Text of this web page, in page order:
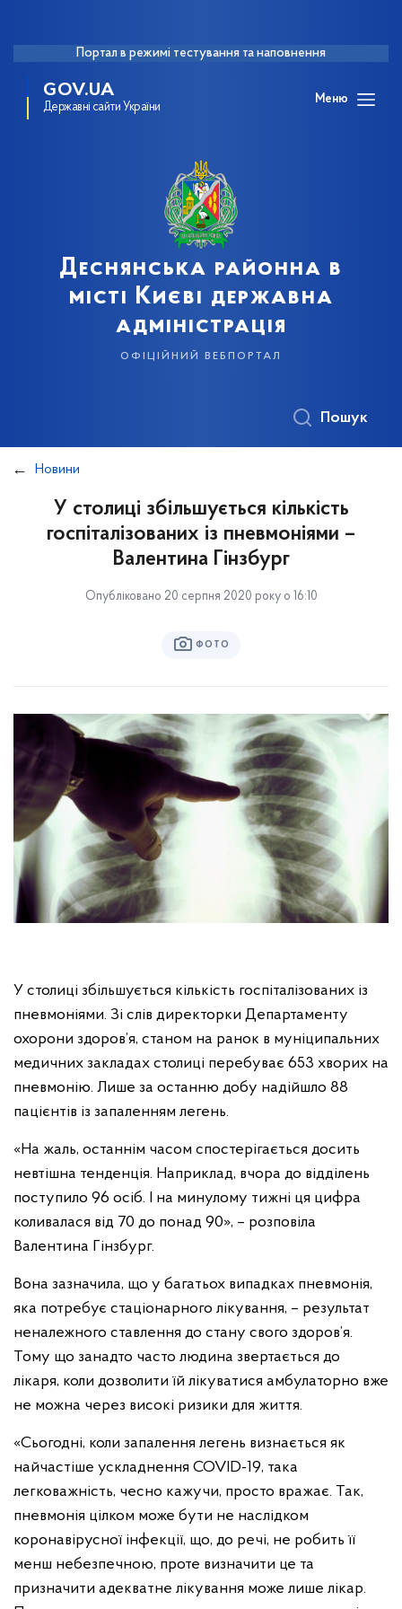
Портал в режимі тестування та наповнення
GOV.UA
Державні сайти України
Меню
Деснянська районна в
місті Києві державна
адміністрація
офіційний вебпортал
Пошук
Новини
У столиці збільшується кількість
госпіталізованих із пневмоніями –
Валентина Гінзбург
Опубліковано 20 серпня 2020 року о 16:10
ФОТО
У столиці збільшується кількість госпіталізованих із
пневмоніями. Зі слів директорки Департаменту
охорони здоров’я, станом на ранок в муніципальних
медичних закладах столиці перебуває 653 хворих на
пневмонію. Лише за останню добу надійшло 88
пацієнтів із запаленням легень.
«На жаль, останнім часом спостерігається досить
невтішна тенденція. Наприклад, вчора до відділень
поступило 96 осіб. І на минулому тижні ця цифра
коливалася від 70 до понад 90», – розповіла
Валентина Гінзбург.
Вона зазначила, що у багатьох випадках пневмонія,
яка потребує стаціонарного лікування, – результат
неналежного ставлення до стану свого здоров’я.
Тому що занадто часто людина звертається до
лікаря, коли дозволити їй лікуватися амбулаторно вже
не можна через високі ризики для життя.
«Сьогодні, коли запалення легень визнається як
найчастіше ускладнення COVID-19, така
легковажність, чесно кажучи, просто вражає. Так,
пневмонія цілком може бути не наслідком
коронавірусної інфекції, що, до речі, не робить її
менш небезпечною, проте визначити це та
призначити адекватне лікування може лише лікар.